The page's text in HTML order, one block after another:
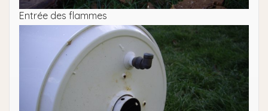
Entrée des flammes